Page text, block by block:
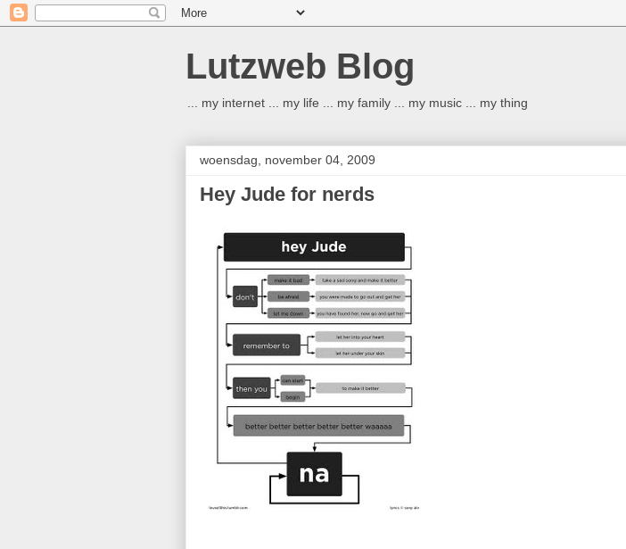
Lutzweb Blog
... my internet ... my life ... my family ... my music ... my thing
woensdag, november 04, 2009
Hey Jude for nerds